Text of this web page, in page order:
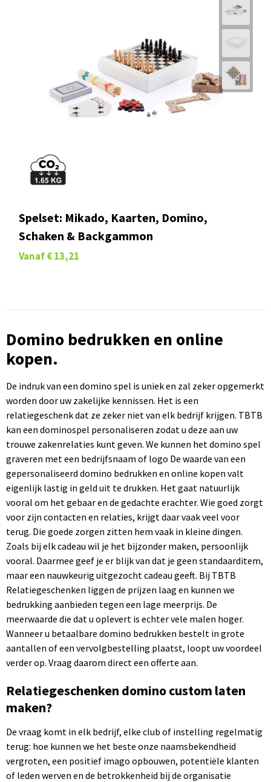
Spelset: Mikado, Kaarten, Domino,
Schaken & Backgammon
Vanaf € 13,21
Domino bedrukken en online
kopen.
De indruk van een domino spel is uniek en zal zeker opgemerkt
worden door uw zakelijke kennissen. Het is een
relatiegeschenk dat ze zeker niet van elk bedrijf krijgen. TBTB
kan een dominospel personaliseren zodat u deze aan uw
trouwe zakenrelaties kunt geven. We kunnen het domino spel
graveren met een bedrijfsnaam of logo De waarde van een
gepersonaliseerd domino bedrukken en online kopen valt
eigenlijk lastig in geld uit te drukken. Het gaat natuurlijk
vooral om het gebaar en de gedachte erachter. Wie goed zorgt
voor zijn contacten en relaties, krijgt daar vaak veel voor
terug. Die goede zorgen zitten hem vaak in kleine dingen.
Zoals bij elk cadeau wil je het bijzonder maken, persoonlijk
vooral. Daarmee geef je er blijk van dat je geen standaarditem,
maar een nauwkeurig uitgezocht cadeau geeft. Bij TBTB
Relatiegeschenken liggen de prijzen laag en kunnen we
bedrukking aanbieden tegen een lage meerprijs. De
meerwaarde die dat u oplevert is echter vele malen hoger.
Wanneer u betaalbare domino bedrukken bestelt in grote
aantallen of een vervolgbestelling plaatst, loopt uw voordeel
verder op. Vraag daarom direct een offerte aan.
Relatiegeschenken domino custom laten
maken?
De vraag komt in elk bedrijf, elke club of instelling regelmatig
terug: hoe kunnen we het beste onze naamsbekendheid
vergroten, een positief imago opbouwen, potentiële klanten
of leden werven en de betrokkenheid bij de organisatie